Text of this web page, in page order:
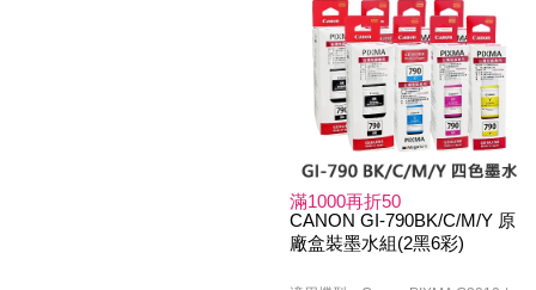
滿1000再折50
CANON GI-790BK/C/M/Y 原
廠盒裝墨水組(2黑6彩)